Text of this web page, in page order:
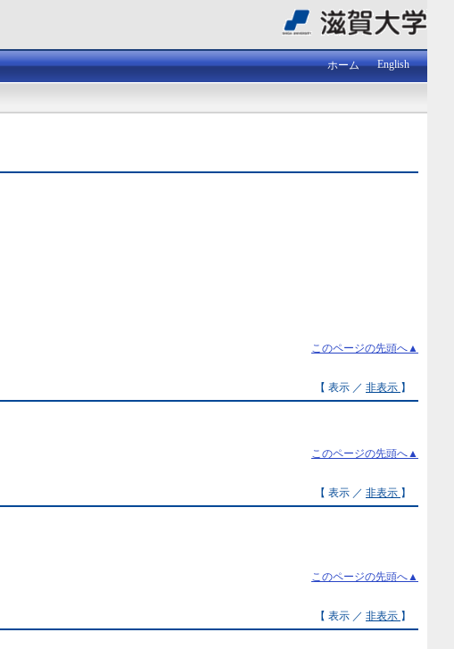
ホーム English
このページの先頭へ▲
【 表示 ／ 非表示 】
このページの先頭へ▲
【 表示 ／ 非表示 】
このページの先頭へ▲
【 表示 ／ 非表示 】